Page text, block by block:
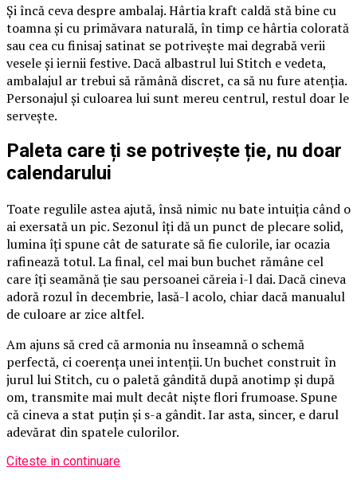
Și încă ceva despre ambalaj. Hârtia kraft caldă stă bine cu
toamna și cu primăvara naturală, în timp ce hârtia colorată
sau cea cu finisaj satinat se potrivește mai degrabă verii
vesele și iernii festive. Dacă albastrul lui Stitch e vedeta,
ambalajul ar trebui să rămână discret, ca să nu fure atenția.
Personajul și culoarea lui sunt mereu centrul, restul doar le
servește.
Paleta care ți se potrivește ție, nu doar
calendarului
Toate regulile astea ajută, însă nimic nu bate intuiția când o
ai exersată un pic. Sezonul îți dă un punct de plecare solid,
lumina îți spune cât de saturate să fie culorile, iar ocazia
rafinează totul. La final, cel mai bun buchet rămâne cel
care îți seamănă ție sau persoanei căreia i-l dai. Dacă cineva
adoră rozul în decembrie, lasă-l acolo, chiar dacă manualul
de culoare ar zice altfel.
Am ajuns să cred că armonia nu înseamnă o schemă
perfectă, ci coerența unei intenții. Un buchet construit în
jurul lui Stitch, cu o paletă gândită după anotimp și după
om, transmite mai mult decât niște flori frumoase. Spune
că cineva a stat puțin și s-a gândit. Iar asta, sincer, e darul
adevărat din spatele culorilor.
Citeste in continuare